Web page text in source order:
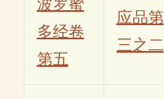
多经卷
第五
应品第
三之二